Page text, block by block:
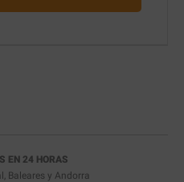
EN 24 HORAS
Baleares y Andorra